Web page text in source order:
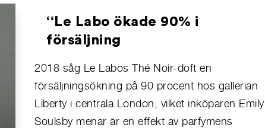
‘‘Le Labo ökade 90% i
försäljning
2018 såg Le Labos Thé Noir-doft en
försäljningsökning på 90 procent hos gallerian
Liberty i centrala London, vilket inköparen Emily
Soulsby menar är en effekt av parfymens